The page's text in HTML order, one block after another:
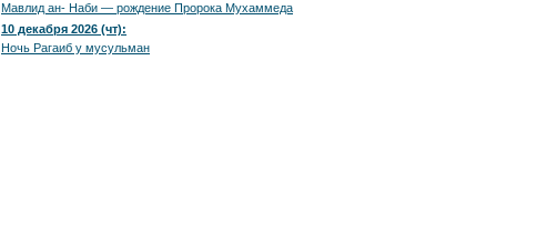
Мавлид ан- Наби — рождение Пророка Мухаммеда
10 декабря 2026 (чт):
Ночь Рагаиб у мусульман